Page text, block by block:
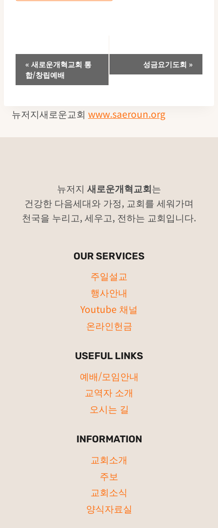
이
벤
네
션
« 새로운개혁교회 통
합/창립예배
성금요기도회 »
뉴저지새로운교회 www.saeroun.org
뉴저지 새로운개혁교회는
건강한 다음세대와 가정, 교회를 세워가며
천국을 누리고, 세우고, 전하는 교회입니다.
OUR SERVICES
주일설교
행사안내
Youtube 채널
온라인헌금
USEFUL LINKS
예배/모임안내
교역자 소개
오시는 길
INFORMATION
교회소개
주보
교회소식
양식자료실